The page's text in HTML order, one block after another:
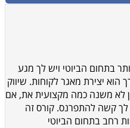
בתחום הביוטי ויש לך מגע
יצירת מאגר לקוחות. שיווק
לא משנה כמה מקצועית את, אם
לך קשה להתפרנס. קורס זה
רחב בתחום הביוטי